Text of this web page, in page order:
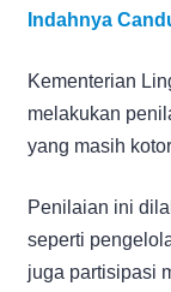
Indahnya
Kementerian
melakukan
yang masih
Penilaian ini
seperti
juga partisipasi